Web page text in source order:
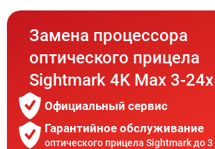
Замена процессора
оптического прицела
Sightmark 4K Max 3-
Официальный сервис
Гарантийное обслуживание
оптического прицела Sightmark до 3